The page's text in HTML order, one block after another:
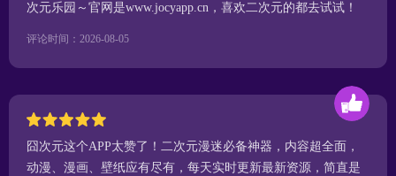
次元乐园～官网是www.jocyapp.cn，喜欢二次元的都去试试！
评论时间：2026-08-05
囧次元这个APP太赞了！二次元漫迷必备神器，内容超全面，
动漫、漫画、壁纸应有尽有，每天实时更新最新资源，简直是